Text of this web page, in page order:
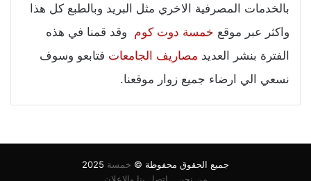
بالخدمات المصرفية الاخري مثل البريد وبالطبع كل هذا
واكثر عبر موقع خمسة دوت كوم وقد قمنا في هذه
الفترة بنشر العديد مصاريف الجامعات فتابعو وسوف
نسعي الي ارضاء جميع زوار موقعنا.
جميع الحقوق محفوظة © خمسة